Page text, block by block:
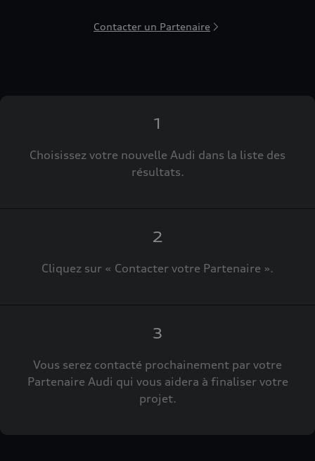
Contacter un Partenaire
1
Choisissez votre nouvelle Audi dans la liste des
résultats.
2
Cliquez sur « Contacter votre Partenaire ».
3
Vous serez contacté prochainement par votre
Partenaire Audi qui vous aidera à finaliser votre
projet.